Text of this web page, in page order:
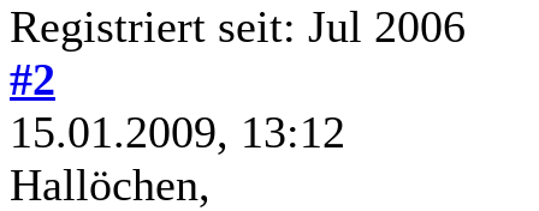
Registriert seit: Jul 2006
#2
15.01.2009, 13:12
Hallöchen,